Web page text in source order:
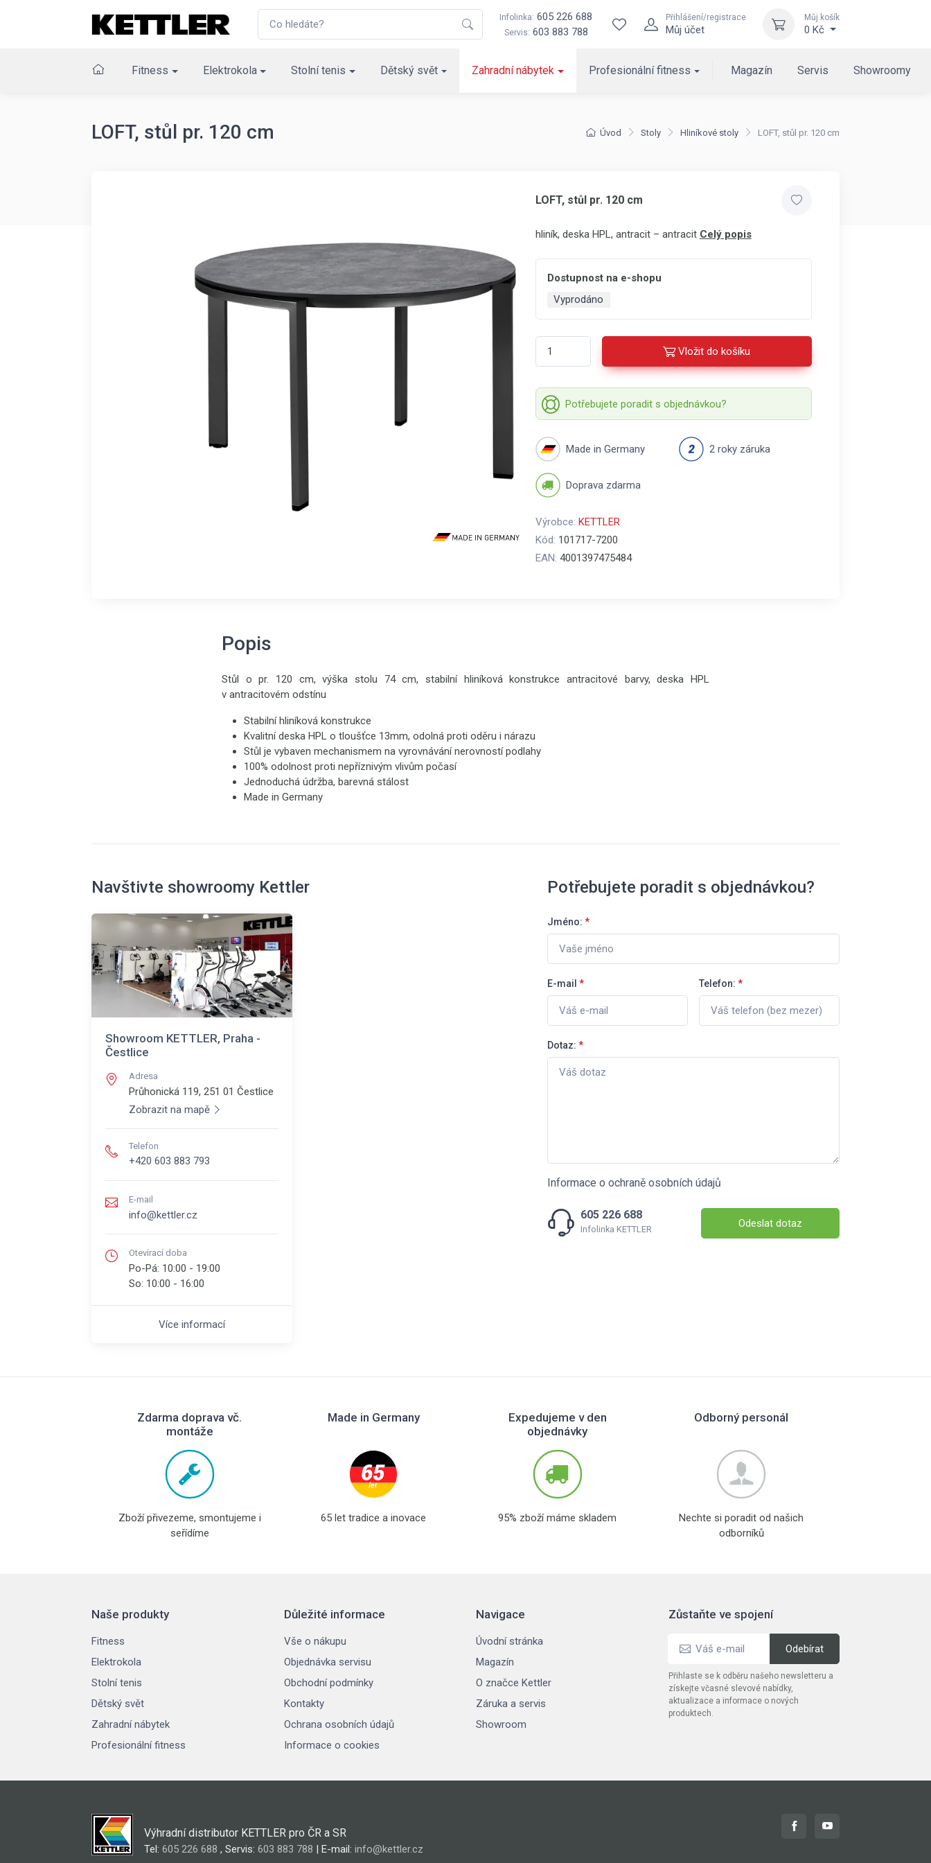
Infolinka: 605 226 688
Servis: 603 883 788
Přihlášení/registrace
Můj účet
Můj košík
0 Kč
Fitness Elektrokola Stolní tenis Dětský svět Zahradní nábytek Profesionální fitness Magazín Servis Showroomy
Úvod Stoly Hliníkové stoly LOFT, stůl pr. 120 cm
LOFT, stůl pr. 120 cm
LOFT, stůl pr. 120 cm
hliník, deska HPL, antracit – antracit Celý popis
Dostupnost na e-shopu
Vyprodáno
Vložit do košíku
Potřebujete poradit s objednávkou?
Made in Germany 2 roky záruka
Doprava zdarma
Výrobce: KETTLER
Kód: 101717-7200
EAN: 4001397475484
Popis
Stůl o pr. 120 cm, výška stolu 74 cm, stabilní hliníková konstrukce antracitové barvy, deska HPL
v antracitovém odstínu
Stabilní hliníková konstrukce
Kvalitní deska HPL o tloušťce 13mm, odolná proti oděru i nárazu
Stůl je vybaven mechanismem na vyrovnávání nerovností podlahy
100% odolnost proti nepříznivým vlivům počasí
Jednoduchá údržba, barevná stálost
Made in Germany
Navštivte showroomy Kettler
Showroom KETTLER, Praha -
Čestlice
Adresa
Průhonická 119, 251 01 Čestlice
Zobrazit na mapě
Telefon
+420 603 883 793
E-mail
info@kettler.cz
Otevírací doba
Po-Pá: 10:00 - 19:00
So: 10:00 - 16:00
Více informací
Potřebujete poradit s objednávkou?
Jméno: *
E-mail * Telefon: *
Dotaz: *
Informace o ochraně osobních údajů
605 226 688
Infolinka KETTLER Odeslat dotaz
Zdarma doprava vč.
montáže
Zboží přivezeme, smontujeme i
seřídíme
Made in Germany
65 let tradice a inovace
Expedujeme v den
objednávky
95% zboží máme skladem
Odborný personál
Nechte si poradit od našich
odborníků
Naše produkty
Fitness
Elektrokola
Stolní tenis
Dětský svět
Zahradní nábytek
Profesionální fitness
Důležité informace
Vše o nákupu
Objednávka servisu
Obchodní podmínky
Kontakty
Ochrana osobních údajů
Informace o cookies
Navigace
Úvodní stránka
Magazín
O značce Kettler
Záruka a servis
Showroom
Zůstaňte ve spojení
Přihlaste se k odběru našeho newsletteru a
získejte včasné slevové nabídky,
aktualizace a informace o nových
produktech.
Výhradní distributor KETTLER pro ČR a SR
Tel: 605 226 688 , Servis: 603 883 788 | E-mail: info@kettler.cz